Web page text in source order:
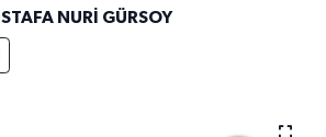
NURI GÜRSOY